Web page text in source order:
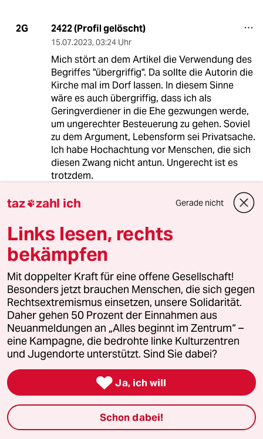
2G 2422 (Profil gelöscht)
15.07.2023, 03:24 Uhr
Mich stört an dem Artikel die Verwendung des
Begriffes "übergriffig". Da sollte die Autorin die
Kirche mal im Dorf lassen. In diesem Sinne
wäre es auch übergriffig, dass ich als
Geringverdiener in die Ehe gezwungen werde,
um ungerechter Besteuerung zu gehen. Soviel
zu dem Argument, Lebensform sei Privatsache.
Ich habe Hochachtung vor Menschen, die sich
diesen Zwang nicht antun. Ungerecht ist es
trotzdem.
15.07.2023, 13:39 Uhr
@2422 (Profil gelöscht):
Warum wird man als Geringverdiener
in eine Ehe gezwungen? Das Splitting
gleicht bestehende Nachteile aus,
aber das lässt sich auch über eine
eingetragene Partnerschaft regeln.
Der Grundsatz ist fair: Wer verbindlich
Verantwortung füreinander
übernimmt, der soll nicht schlechter
gestellt werden
Ramelow Cathrin
15.07.2023,12:11 Uhr
taz zahl ich Gerade nicht
Links lesen, rechts
bekämpfen
Mit doppelter Kraft für eine offene Gesellschaft!
Besonders jetzt brauchen Menschen, die sich gegen
Rechtsextremismus einsetzen, unsere Solidarität.
Daher gehen 50 Prozent der Einnahmen aus
Neuanmeldungen an „Alles beginnt im Zentrum“ –
eine Kampagne, die bedrohte linke Kulturzentren
und Jugendorte unterstützt. Sind Sie dabei?
 Ja, ich will
Schon dabei!